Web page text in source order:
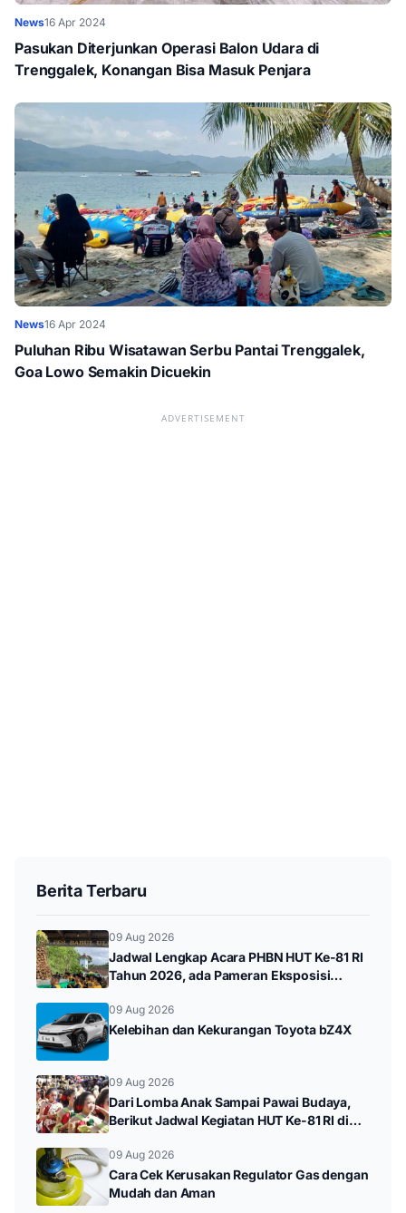
News16 Apr 2024
Pasukan Diterjunkan Operasi Balon Udara di
Trenggalek, Konangan Bisa Masuk Penjara
News16 Apr 2024
Puluhan Ribu Wisatawan Serbu Pantai Trenggalek,
Goa Lowo Semakin Dicuekin
ADVERTISEMENT
Berita Terbaru
09 Aug 2026
Jadwal Lengkap Acara PHBN HUT Ke-81 RI
Tahun 2026, ada Pameran Eksposisi
09 Aug 2026
Kelebihan dan Kekurangan Toyota bZ4X
09 Aug 2026
Dari Lomba Anak Sampai Pawai Budaya,
Berikut Jadwal Kegiatan HUT Ke-81 RI di
09 Aug 2026
Cara Cek Kerusakan Regulator Gas dengan
Mudah dan Aman